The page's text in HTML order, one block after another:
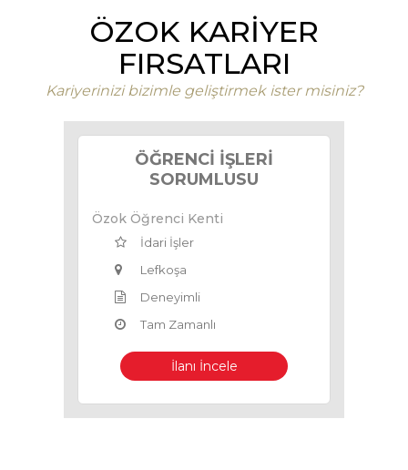
ÖZOK KARİYER
FIRSATLARI
Kariyerinizi bizimle geliştirmek ister misiniz?
ÖĞRENCI İŞLERI
SORUMLUSU
Özok Öğrenci Kenti
İdari İşler
Lefkoşa
Deneyimli
Tam Zamanlı
İlanı İncele